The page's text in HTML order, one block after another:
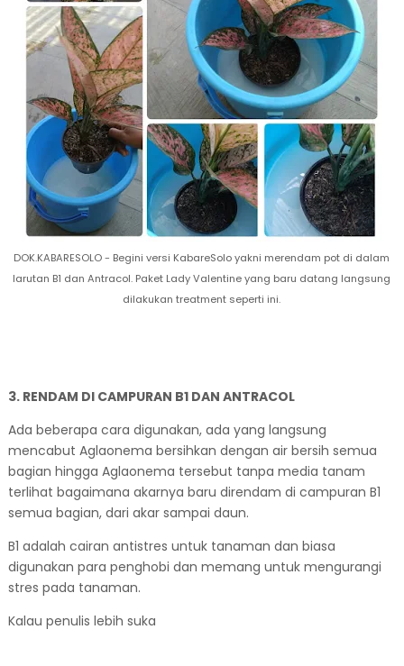
DOK.KABARESOLO - Begini versi KabareSolo yakni merendam pot di dalam
larutan B1 dan Antracol. Paket Lady Valentine yang baru datang langsung
dilakukan treatment seperti ini.
3. RENDAM DI CAMPURAN B1 DAN ANTRACOL
Ada beberapa cara digunakan, ada yang langsung
mencabut Aglaonema bersihkan dengan air bersih semua
bagian hingga Aglaonema tersebut tanpa media tanam
terlihat bagaimana akarnya baru direndam di campuran B1
semua bagian, dari akar sampai daun.
B1 adalah cairan antistres untuk tanaman dan biasa
digunakan para penghobi dan memang untuk mengurangi
stres pada tanaman.
Kalau penulis lebih suka